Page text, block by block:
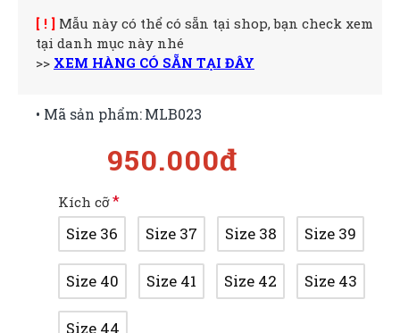
[ ! ] Mẫu này có thể có sẵn tại shop, bạn check xem
tại danh mục này nhé
>> XEM HÀNG CÓ SẴN TẠI ĐÂY
950.000đ
• Mã sản phẩm:MLB023
Kích cỡ
Size 36 Size 37 Size 38 Size 39
Size 40 Size 41 Size 42 Size 43
Size 44